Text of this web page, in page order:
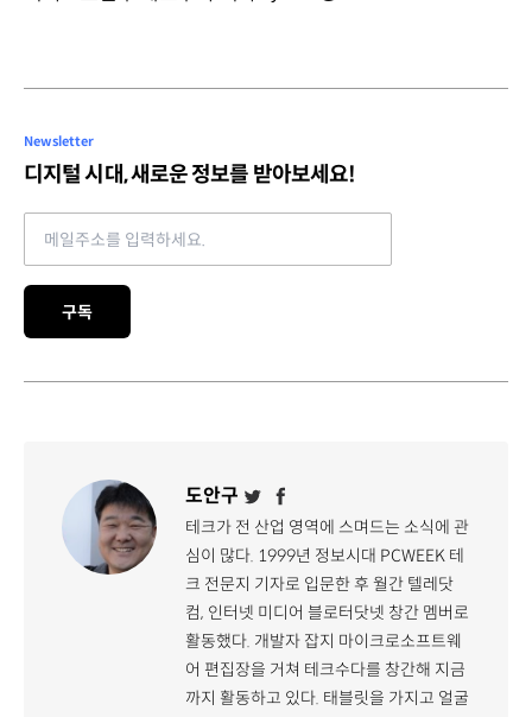
Newsletter
디지털 시대, 새로운 정보를 받아보세요!
Email address
구독
도안구
테크가 전 산업 영역에 스며드는 소식에 관
심이 많다. 1999년 정보시대 PCWEEK 테
크 전문지 기자로 입문한 후 월간 텔레닷
컴, 인터넷 미디어 블로터닷넷 창간 멤버로
활동했다. 개발자 잡지 마이크로소프트웨
어 편집장을 거쳐 테크수다를 창간해 지금
까지 활동하고 있다. 태블릿을 가지고 얼굴